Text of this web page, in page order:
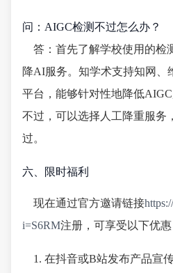
问：AIGC检测不过怎么办？
答：首先了解学校使用的检
降AI服务。知学术支持知网、
平台，能够针对性地降低
不过，可以选择人工降重服务
过。
六、限时福利
现在通过官方邀请链接
i=S6RM注册，可享受以下优惠
1. 在抖音或B站发布产品宣